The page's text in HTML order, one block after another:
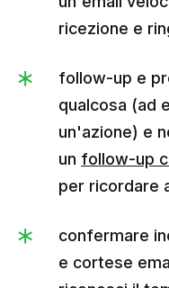
ricezione e
follow-up e
qualcosa (ad
un'azione) e
un follow-up
per ricordare
confermare
e cortese